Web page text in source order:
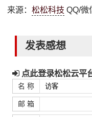
来源：松松科技 QQ/微
发表感想
点此登录松松云平
名 称
邮 箱